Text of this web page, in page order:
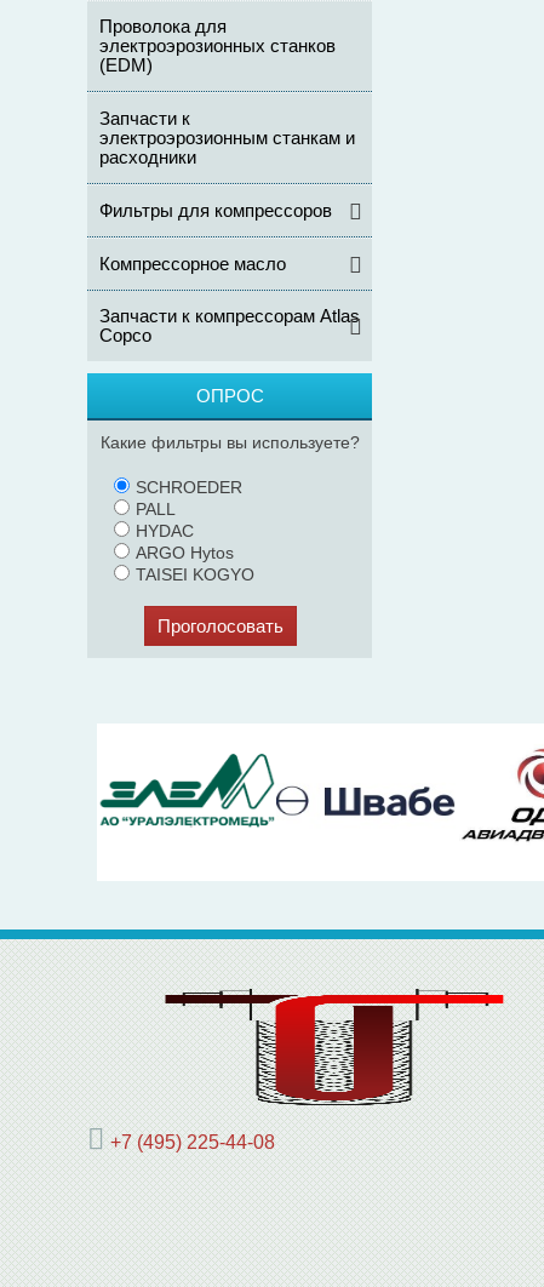
Проволока для
электроэрозионных станков
(EDM)
Запчасти к
электроэрозионным станкам и
расходники
Фильтры для компрессоров
Компрессорное масло
Запчасти к компрессорам Atlas
Copco
ОПРОС
Какие фильтры вы используете?
SCHROEDER
PALL
HYDAC
ARGO Hytos
TAISEI KOGYO
Проголосовать
+7 (495) 225-44-08